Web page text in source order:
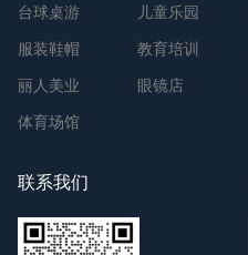
台球桌游 儿童乐园
服装鞋帽
教育培训
丽人美业
眼镜店
体育场馆
联系我们